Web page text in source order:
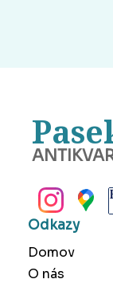
Odkazy
Domov
O nás